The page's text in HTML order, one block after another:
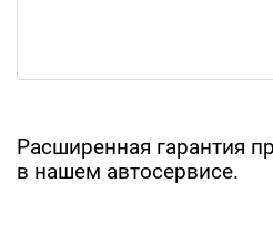
Расширенная гарантия
в нашем автосервисе.